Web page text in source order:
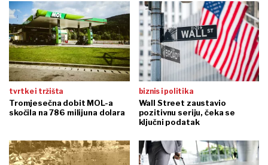
tvrtke i tržišta
Tromjesečna dobit MOL-a
skočila na 786 milijuna dolara
biznis i politika
Wall Street zaustavio
pozitivnu seriju, čeka se
ključni podatak